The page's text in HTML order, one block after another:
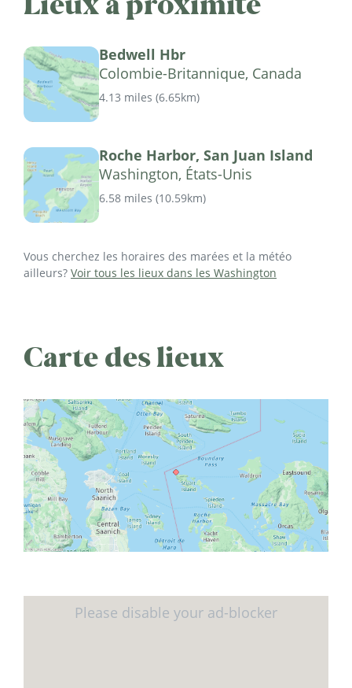
Bedwell Hbr
Colombie-Britannique, Canada
4.13 miles (6.65km)
Roche Harbor, San Juan Island
Washington, États-Unis
6.58 miles (10.59km)
Vous cherchez les horaires des marées et la météo
ailleurs? Voir tous les lieux dans les Washington
Carte des lieux